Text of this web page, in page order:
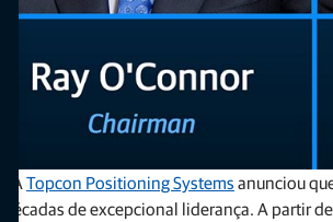
— ATopcon Positioning Systemsanunciou
de excepcional liderança. A partir